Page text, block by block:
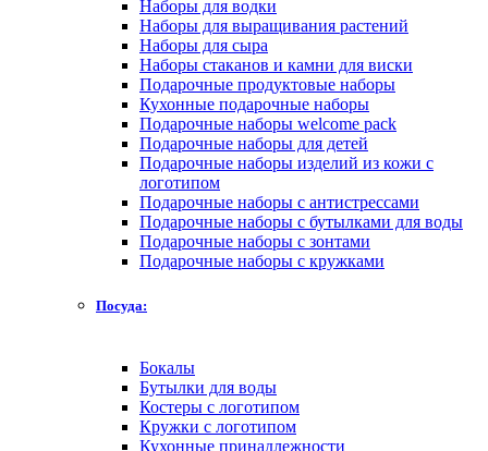
Наборы для водки
Наборы для выращивания растений
Наборы для сыра
Наборы стаканов и камни для виски
Подарочные продуктовые наборы
Кухонные подарочные наборы
Подарочные наборы welcome pack
Подарочные наборы для детей
Подарочные наборы изделий из кожи с
логотипом
Подарочные наборы с антистрессами
Подарочные наборы с бутылками для воды
Подарочные наборы с зонтами
Подарочные наборы с кружками
Посуда:
Бокалы
Бутылки для воды
Костеры с логотипом
Кружки с логотипом
Кухонные принадлежности